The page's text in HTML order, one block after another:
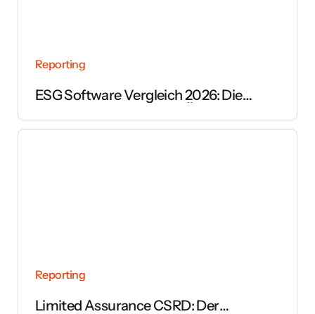
Reporting
ESG Software Vergleich 2026: Die
Reporting
Limited Assurance CSRD: Der